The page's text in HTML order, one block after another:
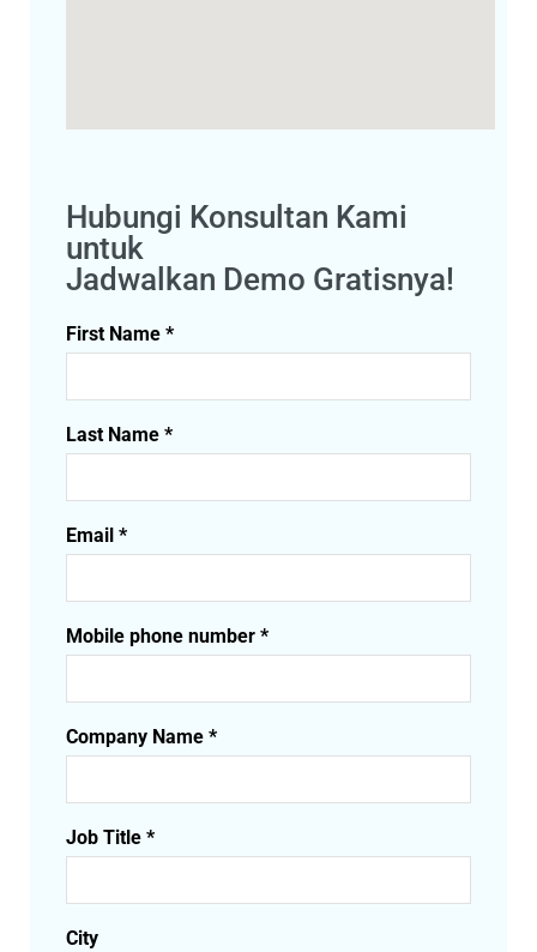
Hubungi Konsultan Kami
untuk
Jadwalkan Demo Gratisnya!
First Name *
Last Name *
Email *
Mobile phone number *
Company Name *
Job Title *
City